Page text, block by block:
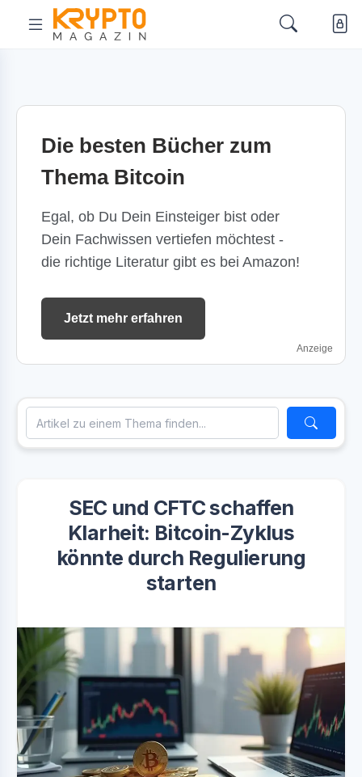
Die besten Bücher zum
Thema Bitcoin
Egal, ob Du Dein Einsteiger bist oder
Dein Fachwissen vertiefen möchtest -
die richtige Literatur gibt es bei Amazon!
Jetzt mehr erfahren
Anzeige
SEC und CFTC schaffen
Klarheit: Bitcoin-Zyklus
könnte durch Regulierung
starten